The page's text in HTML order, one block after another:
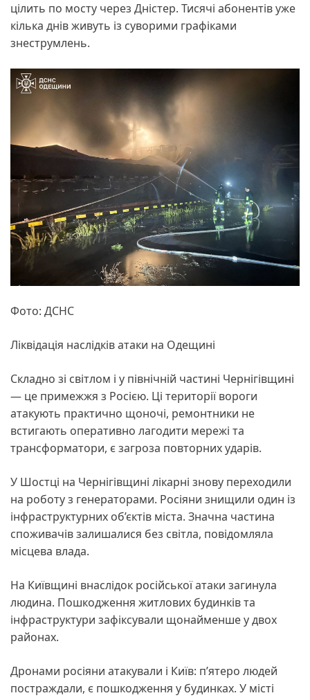
цілить по мосту через Дністер. Тисячі абонентів уже
кілька днів живуть із суворими графіками
знеструмлень.
Фото: ДСНС
Ліквідація наслідків атаки на Одещині
Складно зі світлом і у північній частині Чернігівщині
— це примежжя з Росією. Ці території вороги
атакують практично щоночі, ремонтники не
встигають оперативно лагодити мережі та
трансформатори, є загроза повторних ударів.
У Шостці на Чернігівщині лікарні знову переходили
на роботу з генераторами. Росіяни знищили один із
інфраструктурних об’єктів міста. Значна частина
споживачів залишалися без світла, повідомляла
місцева влада.
На Київщині внаслідок російської атаки загинула
людина. Пошкодження житлових будинків та
інфраструктури зафіксували щонайменше у двох
районах.
Дронами росіяни атакували і Київ: п’ятеро людей
постраждали, є пошкодження у будинках. У місті